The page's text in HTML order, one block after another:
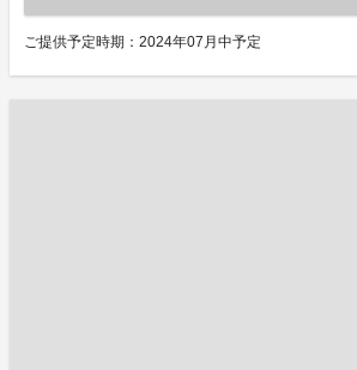
ご提供予定時期：2024年07月中予定